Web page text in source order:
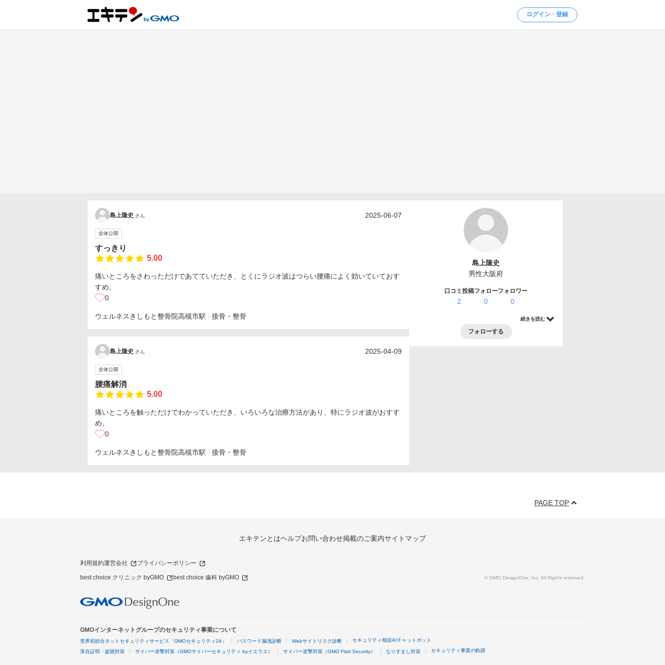
ログイン・登録
島上隆史 さん 2025-06-07
全体公開
すっきり
5.00
痛いところをさわっただけであてていただき、とくにラジオ波はつらい腰痛によく効いていておす
すめ。
0
ウェルネスきしもと整骨院高槻市駅 接骨・整骨
島上隆史 さん 2025-04-09
全体公開
腰痛解消
5.00
痛いところを触っただけでわかっていただき、いろいろな治療方法があり、特にラジオ波がおすす
め。
0
ウェルネスきしもと整骨院高槻市駅 接骨・整骨
島上隆史
男性大阪府
口コミ投稿
2
フォロー
0
フォロワー
0
続きを読む
フォローする
PAGE TOP
エキテンとはヘルプお問い合わせ掲載のご案内サイトマップ
利用規約運営会社 プライバシーポリシー
best choice クリニック byGMO best choice 歯科 byGMO © GMO DesignOne, Inc. All Rights reserved.
GMOインターネットグループのセキュリティ事業について
世界初総合ネットセキュリティサービス「GMOセキュリティ24」 パスワード漏洩診断 Webサイトリスク診断 セキュリティ相談AIチャットボット
実在証明・盗聴対策 サイバー攻撃対策（GMOサイバーセキュリティ byイエラエ） サイバー攻撃対策（GMO Flatt Security） なりすまし対策 セキュリティ事業の軌跡